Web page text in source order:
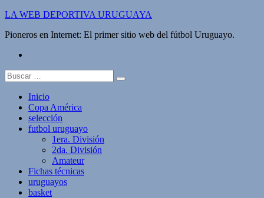
Saltar
contenido
LA WEB DEPORTIVA URUGUAYA
Pioneros en Internet: El primer sitio web del fútbol Uruguayo.
Buscar:
Inicio
Copa América
selección
futbol uruguayo
1era. División
2da. División
Amateur
Fichas técnicas
uruguayos
basket